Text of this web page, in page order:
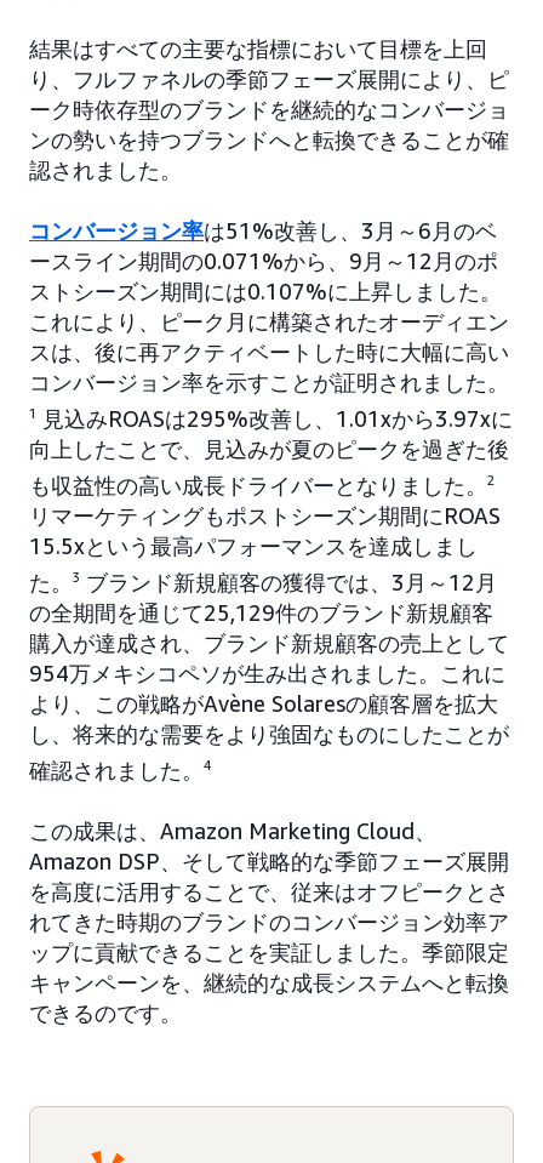
結果はすべての主要な指標において目標を上回
り、フルファネルの季節フェーズ展開により、ピ
ーク時依存型のブランドを継続的なコンバージョ
ンの勢いを持つブランドへと転換できることが確
認されました。
コンバージョン率は51%改善し、3月～6月のベ
ースライン期間の0.071%から、9月～12月のポ
ストシーズン期間には0.107%に上昇しました。
これにより、ピーク月に構築されたオーディエン
スは、後に再アクティベートした時に大幅に高い
コンバージョン率を示すことが証明されました。
1
見込みROASは295%改善し、1.01xから3.97xに
向上したことで、見込みが夏のピークを過ぎた後
も収益性の高い成長ドライバーとなりました。
2
リマーケティングもポストシーズン期間にROAS
15.5xという最高パフォーマンスを達成しまし
た。
3 ブランド新規顧客の獲得では、3月～12月
の全期間を通じて25,129件のブランド新規顧客
購入が達成され、ブランド新規顧客の売上として
954万メキシコペソが生み出されました。これに
より、この戦略がAvène Solaresの顧客層を拡大
し、将来的な需要をより強固なものにしたことが
確認されました。
4
この成果は、Amazon Marketing Cloud、
Amazon DSP、そして戦略的な季節フェーズ展開
を高度に活用することで、従来はオフピークとさ
れてきた時期のブランドのコンバージョン効率ア
ップに貢献できることを実証しました。季節限定
キャンペーンを、継続的な成長システムへと転換
できるのです。